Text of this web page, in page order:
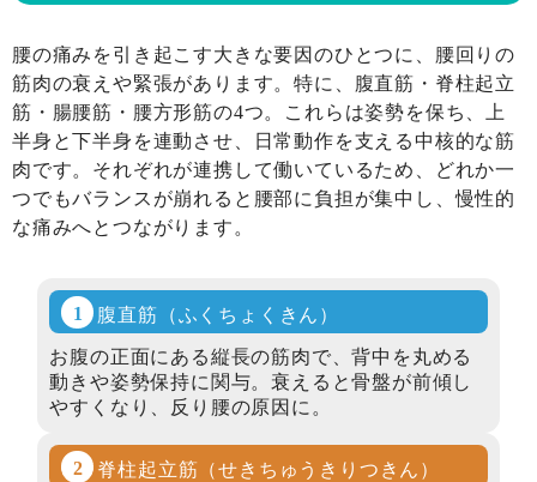
腰の痛みを引き起こす大きな要因のひとつに、腰回りの
筋肉の衰えや緊張があります。特に、腹直筋・脊柱起立
筋・腸腰筋・腰方形筋の4つ。これらは姿勢を保ち、上
半身と下半身を連動させ、日常動作を支える中核的な筋
肉です。それぞれが連携して働いているため、どれか一
つでもバランスが崩れると腰部に負担が集中し、慢性的
な痛みへとつながります。
腹直筋 （ふくちょくきん）
お腹の正面にある縦長の筋肉で、背中を丸める
動きや姿勢保持に関与。衰えると骨盤が前傾し
やすくなり、反り腰の原因に。
脊柱起立筋 （せきちゅうきりつきん）